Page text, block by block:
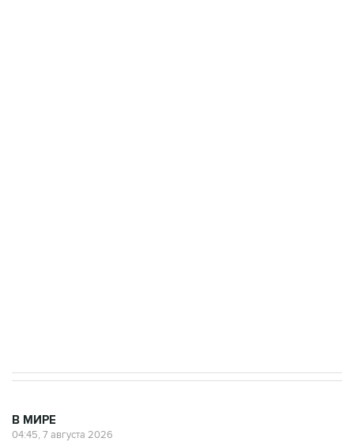
В МИРЕ
04:45, 7 августа 2026